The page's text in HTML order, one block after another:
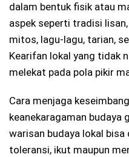
dalam bentuk fisik atau
aspek seperti tradisi
mitos, lagu-lagu, tarian,
Kearifan lokal yang tidak
melekat pada pola pikir
Cara menjaga
keanekaragaman budaya
warisan budaya lokal
toleransi, ikut maupun